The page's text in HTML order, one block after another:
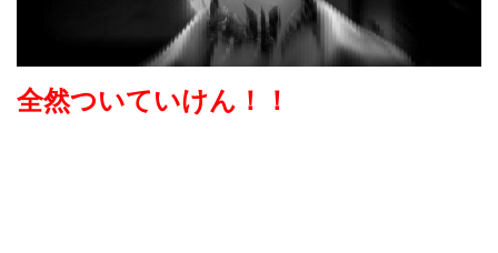
全然ついていけん！！